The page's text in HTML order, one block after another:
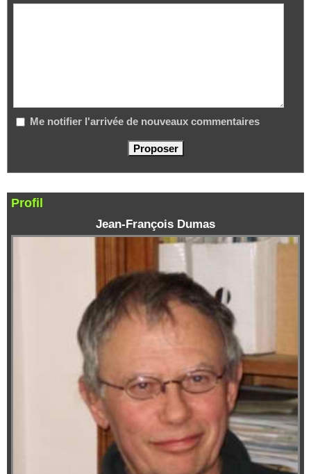
Me notifier l'arrivée de nouveaux commentaires
Profil
Jean-François Dumas